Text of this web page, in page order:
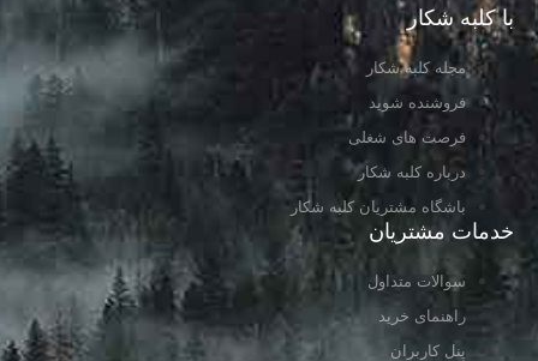
با کلبه شکار
مجله کلبه شکار
فروشنده شوید
فرصت های شغلی
درباره کلبه شکار
باشگاه مشتریان کلبه شکار
خدمات مشتریان
سوالات متداول
راهنمای خرید
پنل کاربران